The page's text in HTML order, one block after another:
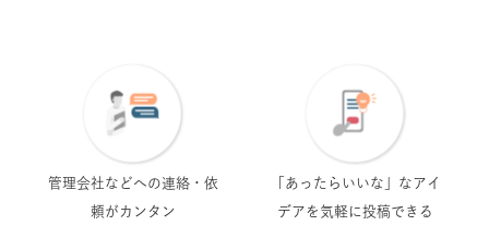
管理会社などへの連絡・依
頼がカンタン
「あったらいいな」なアイ
デアを気軽に投稿できる